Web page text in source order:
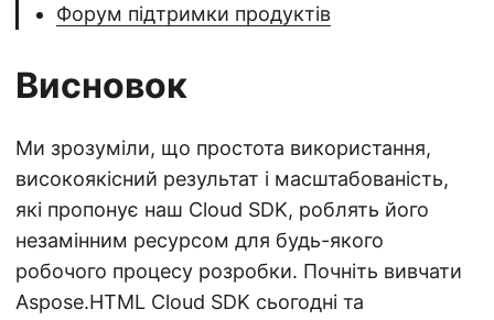
Форум підтримки продуктів
Висновок
Ми зрозуміли, що простота використання,
високоякісний результат і масштабованість,
які пропонує наш Cloud SDK, роблять його
незамінним ресурсом для будь-якого
робочого процесу розробки. Почніть вивчати
Aspose.HTML Cloud SDK сьогодні та